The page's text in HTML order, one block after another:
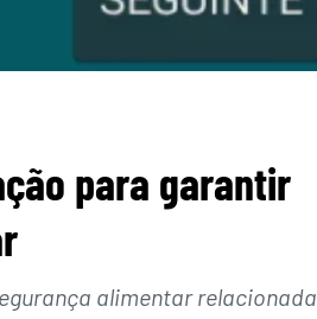
para garantir
alimentar relacionada